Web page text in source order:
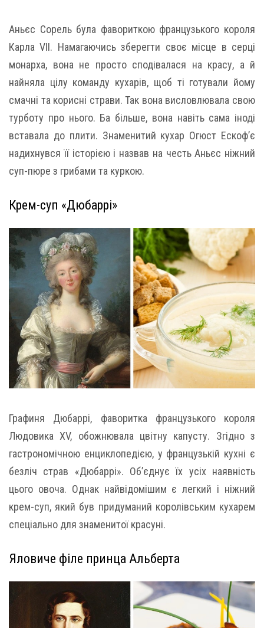
Аньєс Сорель була фавориткою французького короля
Карла VII. Намагаючись зберегти своє місце в серці
монарха, вона не просто сподівалася на красу, а й
найняла цілу команду кухарів, щоб ті готували йому
смачні та корисні страви. Так вона висловлювала свою
турботу про нього. Ба більше, вона навіть сама іноді
вставала до плити. Знаменитий кухар Огюст Ескоф’є
надихнувся її історією і назвав на честь Аньєс ніжний
суп-пюре з грибами та куркою.
Крем-суп «Дюбаррі»
Графиня Дюбаррі, фаворитка французького короля
Людовика XV, обожнювала цвітну капусту. Згідно з
гастрономічною енциклопедією, у французькій кухні є
безліч страв «Дюбаррі». Об’єднує їх усіх наявність
цього овоча. Однак найвідомішим є легкий і ніжний
крем-суп, який був придуманий королівським кухарем
спеціально для знаменитої красуні.
Яловиче філе принца Альберта